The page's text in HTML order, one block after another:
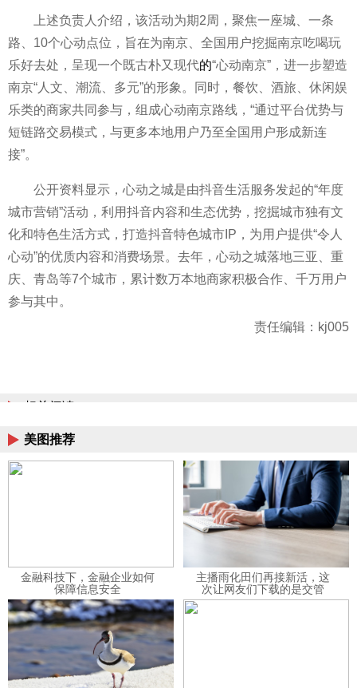
上述负责人介绍，该活动为期2周，聚焦一座城、一条
路、10个心动点位，旨在为南京、全国用户挖掘南京吃喝玩
乐好去处，呈现一个既古朴又现代的“心动南京”，进一步塑造
南京“人文、潮流、多元”的形象。同时，餐饮、酒旅、休闲娱
乐类的商家共同参与，组成心动南京路线，“通过平台优势与
短链路交易模式，与更多本地用户乃至全国用户形成新连
接”。
公开资料显示，心动之城是由抖音生活服务发起的“年度
城市营销”活动，利用抖音内容和生态优势，挖掘城市独有文
化和特色生活方式，打造抖音特色城市IP，为用户提供“令人
心动”的优质内容和消费场景。去年，心动之城落地三亚、重
庆、青岛等7个城市，累计数万本地商家积极合作、千万用户
参与其中。
责任编辑：kj005
相关阅读
美图推荐
金融科技下，金融企业如何
保障信息安全
主播雨化田们再接新活，这
次让网友们下载的是交管
12123APP